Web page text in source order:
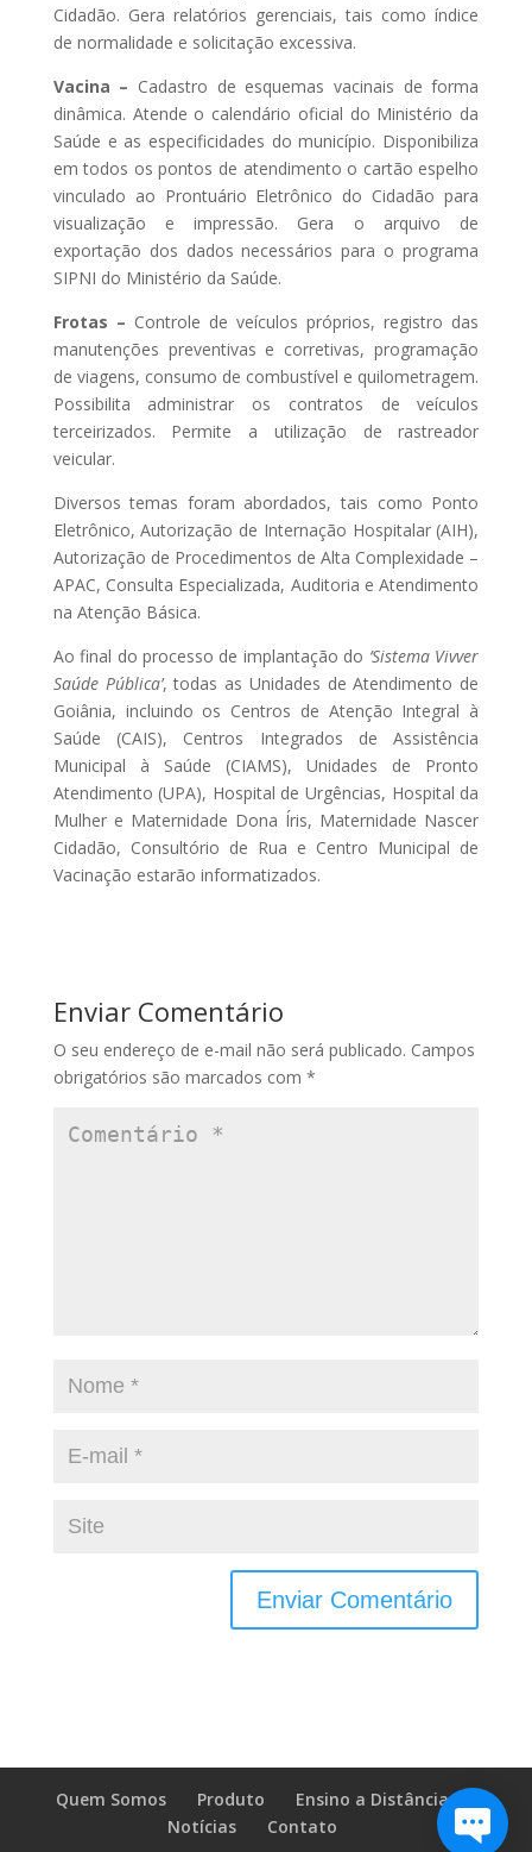
Cidadão. Gera relatórios gerenciais, tais como índice
de normalidade e solicitação excessiva.
Vacina – Cadastro de esquemas vacinais de forma
dinâmica. Atende o calendário oficial do Ministério da
Saúde e as especificidades do município. Disponibiliza
em todos os pontos de atendimento o cartão espelho
vinculado ao Prontuário Eletrônico do Cidadão para
visualização e impressão. Gera o arquivo de
exportação dos dados necessários para o programa
SIPNI do Ministério da Saúde.
Frotas – Controle de veículos próprios, registro das
manutenções preventivas e corretivas, programação
de viagens, consumo de combustível e quilometragem.
Possibilita administrar os contratos de veículos
terceirizados. Permite a utilização de rastreador
veicular.
Diversos temas foram abordados, tais como Ponto
Eletrônico, Autorização de Internação Hospitalar (AIH),
Autorização de Procedimentos de Alta Complexidade –
APAC, Consulta Especializada, Auditoria e Atendimento
na Atenção Básica.
Ao final do processo de implantação do ‘Sistema Vivver
Saúde Pública’, todas as Unidades de Atendimento de
Goiânia, incluindo os Centros de Atenção Integral à
Saúde (CAIS), Centros Integrados de Assistência
Municipal à Saúde (CIAMS), Unidades de Pronto
Atendimento (UPA), Hospital de Urgências, Hospital da
Mulher e Maternidade Dona Íris, Maternidade Nascer
Cidadão, Consultório de Rua e Centro Municipal de
Vacinação estarão informatizados.
Enviar Comentário
O seu endereço de e-mail não será publicado. Campos
obrigatórios são marcados com *
Quem Somos Produto
Ensino a Distância
Notícias
Contato